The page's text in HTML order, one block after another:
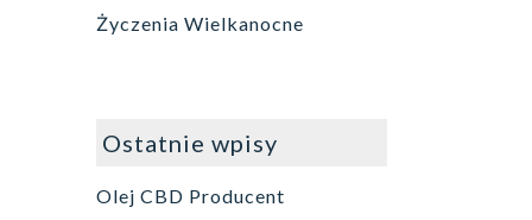
Życzenia Wielkanocne
Ostatnie wpisy
Olej CBD Producent